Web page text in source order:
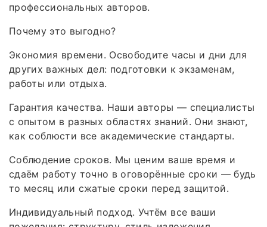
профессиональных авторов.
Почему это выгодно?
Экономия времени. Освободите часы и дни для
других важных дел: подготовки к экзаменам,
работы или отдыха.
Гарантия качества. Наши авторы — специалисты
с опытом в разных областях знаний. Они знают,
как соблюсти все академические стандарты.
Соблюдение сроков. Мы ценим ваше время и
сдаём работу точно в оговорённые сроки — будь
то месяц или сжатые сроки перед защитой.
Индивидуальный подход. Учтём все ваши